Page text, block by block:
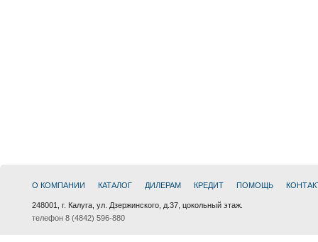
О КОМПАНИИ КАТАЛОГ ДИЛЕРАМ КРЕДИТ ПОМОЩЬ
248001, г. Калуга, ул. Дзержинского, д.37, цокольный этаж.
телефон 8 (4842) 596-880